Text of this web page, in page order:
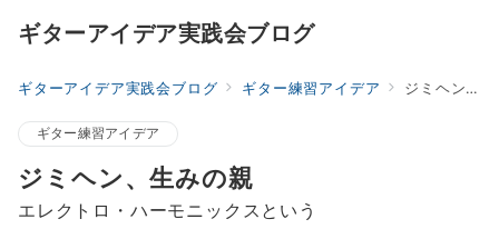
ギターアイデア実践会ブログ
ギターアイデア実践会ブログ ギター練習アイデア ジミヘン、生みの親
ギター練習アイデア
ジミヘン、生みの親
エレクトロ・ハーモニックスという